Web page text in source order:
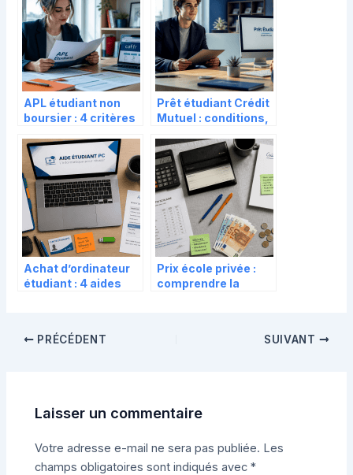
APL étudiant non
boursier : 4 critères
aide de 100 à 150 €
Prêt étudiant Crédit
Mutuel : conditions,
modalités de
financement
Achat d’ordinateur
étudiant : 4 aides
vous ruiner
Prix école privée :
comprendre la
PRÉCÉDENT SUIVANT
Laisser un commentaire
Votre adresse e-mail ne sera pas publiée. Les
champs obligatoires sont indiqués avec*